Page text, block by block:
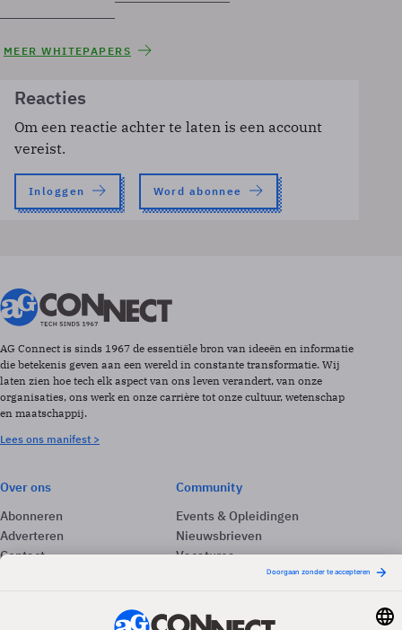
MEER WHITEPAPERS
Reacties
Om een reactie achter te laten is een account
vereist.
Inloggen Word abonnee
AG Connect is sinds 1967 de essentiële bron van ideeën en informatie
die betekenis geven aan een wereld in constante transformatie. Wij
laten zien hoe tech elk aspect van ons leven verandert, van onze
organisaties, ons werk en onze carrière tot onze cultuur, wetenschap
en maatschappij.
Lees ons manifest >
Over ons
Abonneren
Adverteren
Contact
Community
Events & Opleidingen
Nieuwsbrieven
Vacatures